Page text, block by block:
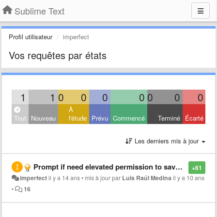
Sublime Text
Profil utilisateur imperfect
Vos requêtes par états
1 1 0 0 0 0 0 0 0
Tout Nouveau
À
l'étude Prévu Commencé Terminé Écarté
Les derniers mis à jour
+61
Prompt if need elevated permission to save on Windows (and Linux if that also doesn't work)
imperfectil y a 14 ans• mis à jour par Luis Raúl Medinail y a 10 ans
•
16